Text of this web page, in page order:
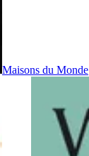
Maisons du Monde